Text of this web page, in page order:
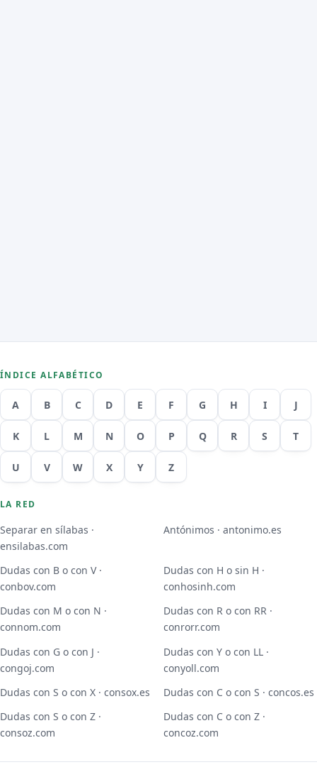
ÍNDICE ALFABÉTICO
A B C D E F G H I J
K L M N O P Q R S T
U V W X Y Z
LA RED
Separar en sílabas ·
ensilabas.com
Antónimos · antonimo.es
Dudas con B o con V ·
conbov.com
Dudas con H o sin H ·
conhosinh.com
Dudas con M o con N ·
connom.com
Dudas con R o con RR ·
conrorr.com
Dudas con G o con J ·
congoj.com
Dudas con Y o con LL ·
conyoll.com
Dudas con S o con X · consox.es
Dudas con C o con S · concos.es
Dudas con S o con Z ·
consoz.com
Dudas con C o con Z ·
concoz.com